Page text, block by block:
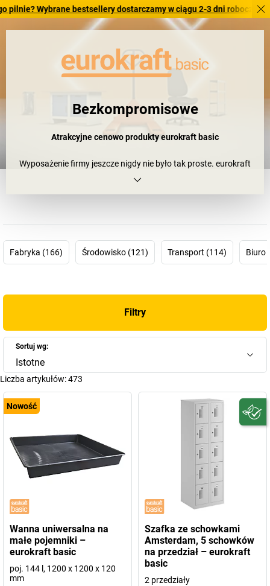
bestsellery dostarczamy w ciągu 2-3 dni roboczych. Sprawdź
Bezkompromisowe
Atrakcyjne cenowo produkty eurokraft basic
Wyposażenie firmy jeszcze nigdy nie było tak proste. eurokraft
basic to standardowe produkty, które przekonują zarówno pod
Get. Work. Done.
Fabryka (166)
Środowisko (121) Transport (114) Biuro
Filtry
Sortuj wg:
Istotne
Liczba artykułów:473
Nowość
Wanna uniwersalna na
małe pojemniki –
eurokraft basic
poj. 144 l, 1200 x 1200 x 120
mm
Szafka ze schowkami
Amsterdam, 5 schowków
na przedział – eurokraft
basic
2 przedziały